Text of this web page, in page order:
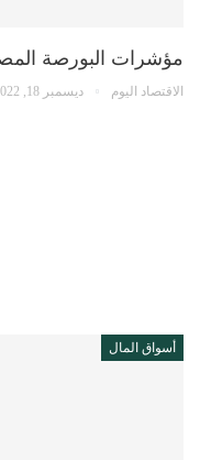
مؤشرات البورصة المصرية تخسر
الاقتصاد اليوم ديسمبر 18, 2022
أسواق المال